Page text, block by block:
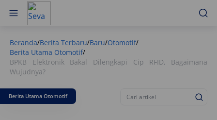
Beranda/Berita Terbaru/Baru/Otomotif/
Berita Utama Otomotif/
BPKB Elektronik Bakal Dilengkapi Cip RFID, Bagaimana
Wujudnya?
Berita Utama Otomotif